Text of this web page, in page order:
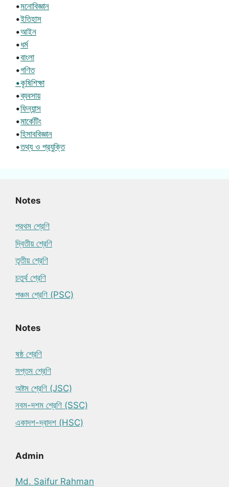
•মনোবিজ্ঞান
•ইতিহাস
•আইন
•ধর্ম
•বাংলা
•গণিত
•কৃষিশিক্ষা
•ব্যবসায়
•ফিন্যান্স
•মার্কেটিং
•হিসাববিজ্ঞান
•তথ্য ও প্রযুক্তি
Notes
প্রথম শ্রেণি
দ্বিতীয় শ্রেণি
তৃতীয় শ্রেণি
চতুর্থ শ্রেণি
পঞ্চম শ্রেণি (PSC)
Notes
ষষ্ঠ শ্রেণি
সপ্তম শ্রেণি
অষ্টম শ্রেণি (JSC)
নবম-দশম শ্রেণি (SSC)
একাদশ-দ্বাদশ (HSC)
Admin
Md. Saifur Rahman